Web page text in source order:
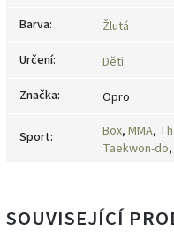
Barva:
Žlutá
Určení:
Děti
Značka: Opro
Sport: Box, MMA,
Taekwon-do,
SOUVISEJÍCÍ